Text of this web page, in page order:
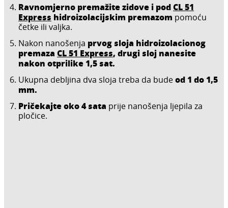
Ravnomjerno premažite zidove i podCL 51
Express hidroizolacijskim premazom pomoću
četke ili valjka.
Nakon nanošenja prvog sloja hidroizolacionog
premaza CL 51 Express, drugi sloj nanesite
nakon otprilike 1,5 sat.
Ukupna debljina dva sloja treba da budeod 1 do 1,5
mm.
Pričekajte oko 4 sata prije nanošenja ljepila za
pločice.